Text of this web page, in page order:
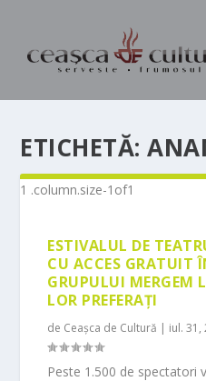
ETICHETĂ:
ESTIVALUL DE
CU ACCES GRATUIT
GRUPULUI MERGEM
LOR PREFERAȚI
de Ceașca de Cultură | iul. 31,
Peste 1.500 de spectatori